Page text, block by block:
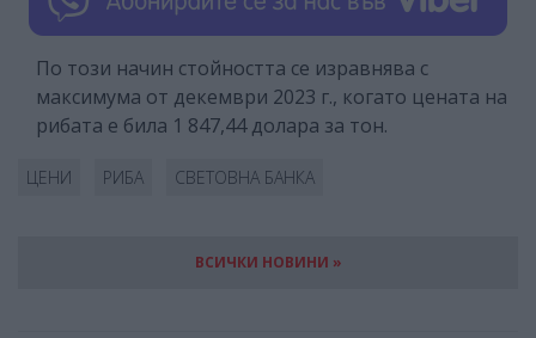
По този начин стойността се изравнява с
максимума от декември 2023 г., когато цената на
рибата е била 1 847,44 долара за тон.
ЦЕНИ РИБА СВЕТОВНА БАНКА
ВСИЧКИ НОВИНИ »